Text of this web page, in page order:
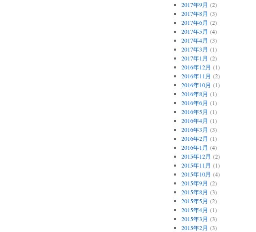
2017年9月 (2)
2017年8月 (3)
2017年6月 (2)
2017年5月 (4)
2017年4月 (3)
2017年3月 (1)
2017年1月 (2)
2016年12月 (1)
2016年11月 (2)
2016年10月 (1)
2016年8月 (1)
2016年6月 (1)
2016年5月 (1)
2016年4月 (1)
2016年3月 (3)
2016年2月 (1)
2016年1月 (4)
2015年12月 (2)
2015年11月 (1)
2015年10月 (4)
2015年9月 (2)
2015年8月 (3)
2015年5月 (2)
2015年4月 (1)
2015年3月 (3)
2015年2月 (3)